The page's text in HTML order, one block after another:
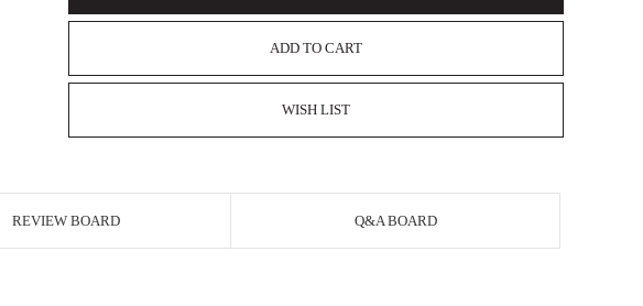
ADD TO CART
WISH LIST
REVIEW BOARD Q&A BOARD